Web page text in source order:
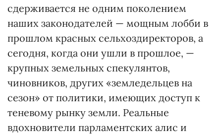
сдерживается не одним поколением
наших законодателей — мощным лобби в
прошлом красных сельхоздиректоров, а
сегодня, когда они ушли в прошлое, —
крупных земельных спекулянтов,
чиновников, других «земледельцев на
сезон» от политики, имеющих доступ к
теневому рынку земли. Реальные
вдохновители парламентских алис и